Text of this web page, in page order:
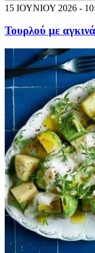
15 ΙΟΥΝΙΟΥ 2026 -
Τουρλού με